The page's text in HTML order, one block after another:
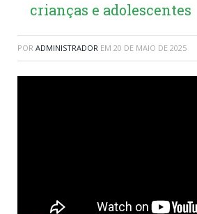
crianças e adolescentes
POR ADMINISTRADOR EM 20 DE MAIO DE 2025